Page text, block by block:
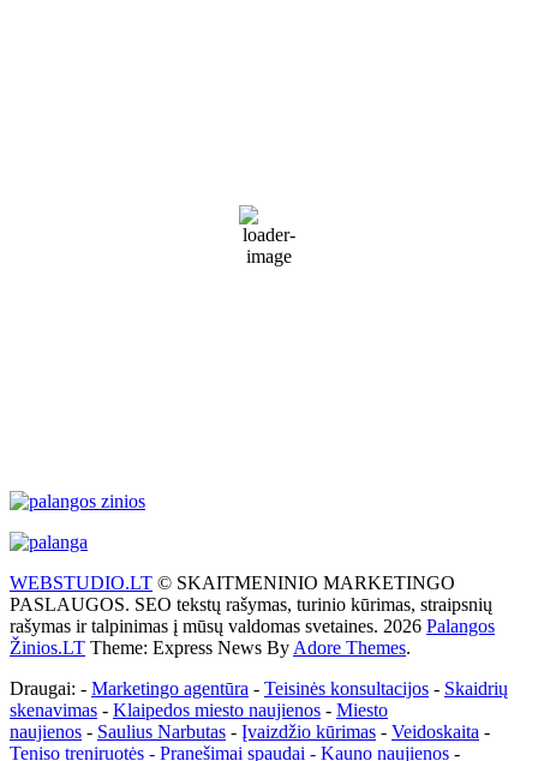
65 %
WEBSTUDIO.LT © SKAITMENINIO MARKETINGO
PASLAUGOS. SEO tekstų rašymas, turinio kūrimas, straipsnių
rašymas ir talpinimas į mūsų valdomas svetaines. 2026 Palangos
Žinios.LT Theme: Express News By Adore Themes.
Draugai: - Marketingo agentūra - Teisinės konsultacijos - Skaidrių
skenavimas - Klaipedos miesto naujienos - Miesto
naujienos - Saulius Narbutas - Įvaizdžio kūrimas - Veidoskaita -
Teniso treniruotės - Pranešimai spaudai - Kauno naujienos -